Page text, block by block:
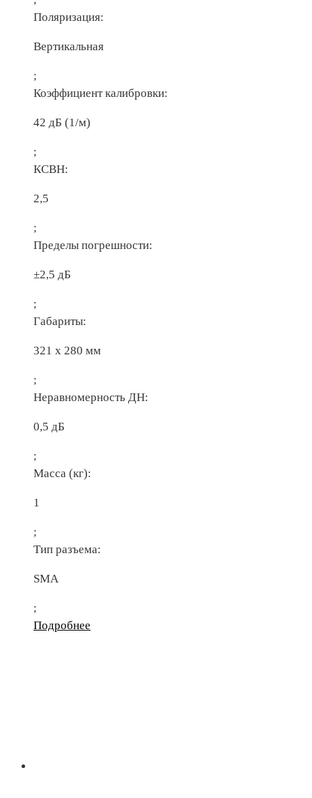
Поляризация:
Вертикальная
;
Коэффициент калибровки:
42 дБ (1/м)
;
КСВН:
2,5
;
Пределы погрешности:
±2,5 дБ
;
Габариты:
321 х 280 мм
;
Неравномерность ДН:
0,5 дБ
;
Масса (кг):
1
;
Тип разъема:
SMA
;
Подробнее